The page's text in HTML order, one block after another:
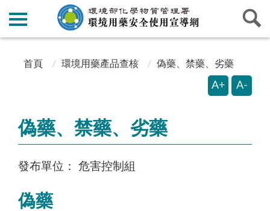
:::
:::
首頁 環境用藥產品查核 偽藥、禁藥、劣藥
A+ A-
偽藥、禁藥、劣藥
發布單位： 危害控制組
偽藥